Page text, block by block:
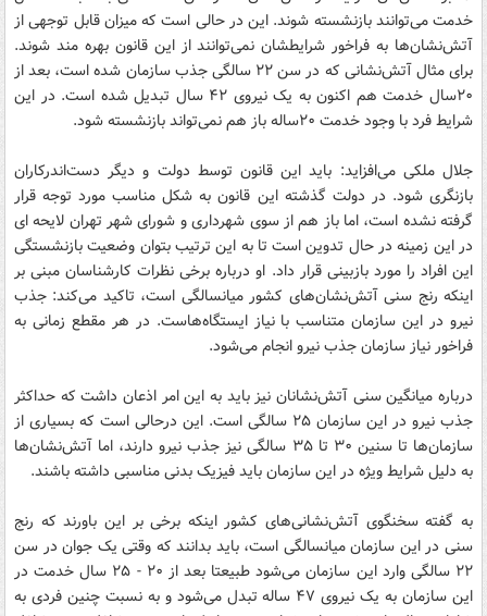
خدمت می‌توانند بازنشسته شوند. این در حالی است که میزان قابل توجهی از
آتش‌نشان‌ها به فراخور شرایطشان نمی‌توانند از این قانون بهره مند شوند.
برای مثال آتش‌نشانی که در سن ۲۲ سالگی جذب سازمان شده است، بعد از
۲۰سال خدمت هم اکنون به یک نیروی ۴۲ سال تبدیل شده است. در این
شرایط فرد با وجود خدمت ۲۰ساله باز هم نمی‌تواند بازنشسته شود.
جلال ملکی می‌افزاید: باید این قانون توسط دولت و دیگر دست‌اندرکاران
بازنگری شود. در دولت گذشته این قانون به شکل مناسب مورد توجه قرار
گرفته نشده است، اما باز هم از سوی شهرداری و شورای شهر تهران لایحه ای
در این زمینه در حال تدوین است تا به این ترتیب بتوان وضعیت بازنشستگی
این افراد را مورد بازبینی قرار داد. او درباره برخی نظرات کارشناسان مبنی بر
اینکه رنج سنی آتش‌نشان‌های کشور میانسالگی است، تاکید می‌کند: جذب
نیرو در این سازمان متناسب با نیاز ایستگاه‌هاست. در هر مقطع زمانی به
فراخور نیاز سازمان جذب نیرو انجام می‌شود.
درباره میانگین سنی آتش‌نشانان نیز باید به این امر اذعان داشت که حداکثر
جذب نیرو در این سازمان ۲۵ سالگی است. این درحالی است که بسیاری از
سازمان‌ها تا سنین ۳۰ تا ۳۵ سالگی نیز جذب نیرو دارند، اما آتش‌نشان‌ها
به دلیل شرایط ویژه در این سازمان باید فیزیک بدنی مناسبی داشته باشند.
به گفته سخنگوی آتش‌نشانی‌های کشور اینکه برخی بر این باورند که رنج
سنی در این سازمان میانسالگی است، باید بدانند که وقتی یک جوان در سن
۲۲ سالگی وارد این سازمان می‌شود طبیعتا بعد از ۲۰ - ۲۵ سال خدمت در
این سازمان به یک نیروی ۴۷ ساله تبدل می‌شود و به نسبت چنین فردی به